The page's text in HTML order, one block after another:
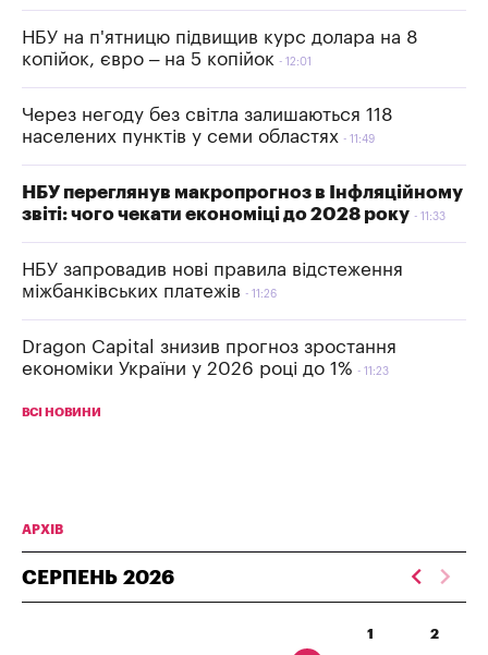
НБУ на п'ятницю підвищив курс долара на 8
копійок, євро – на 5 копійок
12:01
Через негоду без світла залишаються 118
населених пунктів у семи областях
11:49
НБУ переглянув макропрогноз в Інфляційному
звіті: чого чекати економіці до 2028 року
11:33
НБУ запровадив нові правила відстеження
міжбанківських платежів
11:26
Dragon Capital знизив прогноз зростання
економіки України у 2026 році до 1%
11:23
ВСІ НОВИНИ
АРХІВ
СЕРПЕНЬ 2026
1 2